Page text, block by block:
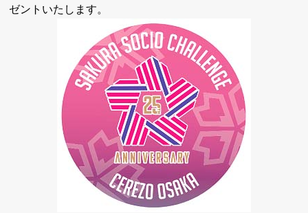
ゼントいたします。